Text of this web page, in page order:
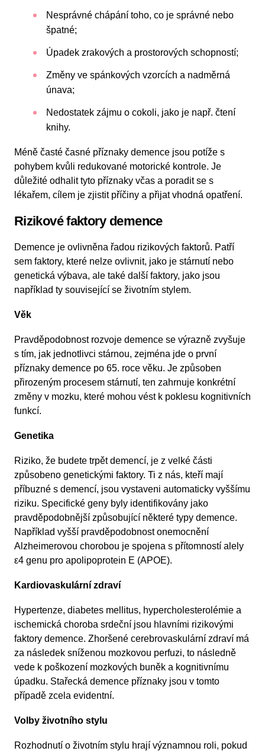
Nesprávné chápání toho, co je správné nebo
špatné;
Úpadek zrakových a prostorových schopností;
Změny ve spánkových vzorcích a nadměrná
únava;
Nedostatek zájmu o cokoli, jako je např. čtení
knihy.
Méně časté časné příznaky demence jsou potíže s
pohybem kvůli redukované motorické kontrole. Je
důležité odhalit tyto příznaky včas a poradit se s
lékařem, cílem je zjistit příčiny a přijat vhodná opatření.
Rizikové faktory demence
Demence je ovlivněna řadou rizikových faktorů. Patří
sem faktory, které nelze ovlivnit, jako je stárnutí nebo
genetická výbava, ale také další faktory, jako jsou
například ty související se životním stylem.
Věk
Pravděpodobnost rozvoje demence se výrazně zvyšuje
s tím, jak jednotlivci stárnou, zejména jde o první
příznaky demence po 65. roce věku. Je způsoben
přirozeným procesem stárnutí, ten zahrnuje konkrétní
změny v mozku, které mohou vést k poklesu kognitivních
funkcí.
Genetika
Riziko, že budete trpět demencí, je z velké části
způsobeno genetickými faktory. Ti z nás, kteří mají
příbuzné s demencí, jsou vystaveni automaticky vyššímu
riziku. Specifické geny byly identifikovány jako
pravděpodobnější způsobující některé typy demence.
Například vyšší pravděpodobnost onemocnění
Alzheimerovou chorobou je spojena s přítomností alely
ε4 genu pro apolipoprotein E (APOE).
Kardiovaskulární zdraví
Hypertenze, diabetes mellitus, hypercholesterolémie a
ischemická choroba srdeční jsou hlavními rizikovými
faktory demence. Zhoršené cerebrovaskulární zdraví má
za následek sníženou mozkovou perfuzi, to následně
vede k poškození mozkových buněk a kognitivnímu
úpadku. Stařecká demence příznaky jsou v tomto
případě zcela evidentní.
Volby životního stylu
Rozhodnutí o životním stylu hrají významnou roli, pokud